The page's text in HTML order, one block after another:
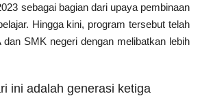
sebagai bagian dari upaya pembinaan
Hingga kini, program tersebut telah
SMK negeri dengan melibatkan lebih
ini adalah generasi ketiga